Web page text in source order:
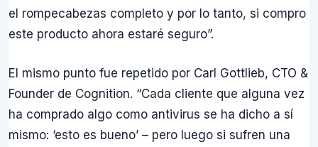
el rompecabezas completo y por lo tanto, si compro
este producto ahora estaré seguro”.
El mismo punto fue repetido por Carl Gottlieb, CTO &
Founder de Cognition. “Cada cliente que alguna vez
ha comprado algo como antivirus se ha dicho a sí
mismo: ‘esto es bueno’ – pero luego si sufren una